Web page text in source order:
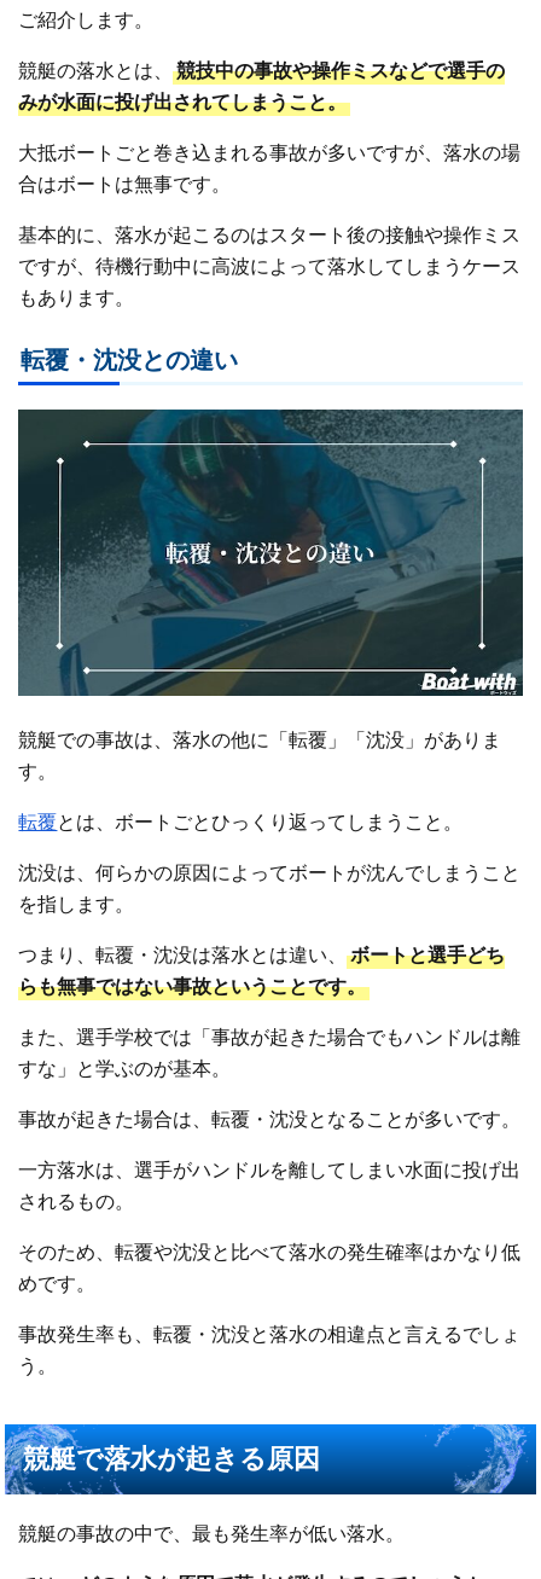
ご紹介します。
競艇の落水とは、競技中の事故や操作ミスなどで選手の
みが水面に投げ出されてしまうこと。
大抵ボートごと巻き込まれる事故が多いですが、落水の場
合はボートは無事です。
基本的に、落水が起こるのはスタート後の接触や操作ミス
ですが、待機行動中に高波によって落水してしまうケース
もあります。
転覆・沈没との違い
競艇での事故は、落水の他に「転覆」「沈没」がありま
す。
転覆とは、ボートごとひっくり返ってしまうこと。
沈没は、何らかの原因によってボートが沈んでしまうこと
を指します。
つまり、転覆・沈没は落水とは違い、ボートと選手どち
らも無事ではない事故ということです。
また、選手学校では「事故が起きた場合でもハンドルは離
すな」と学ぶのが基本。
事故が起きた場合は、転覆・沈没となることが多いです。
一方落水は、選手がハンドルを離してしまい水面に投げ出
されるもの。
そのため、転覆や沈没と比べて落水の発生確率はかなり低
めです。
事故発生率も、転覆・沈没と落水の相違点と言えるでしょ
う。
競艇で落水が起きる原因
競艇の事故の中で、最も発生率が低い落水。